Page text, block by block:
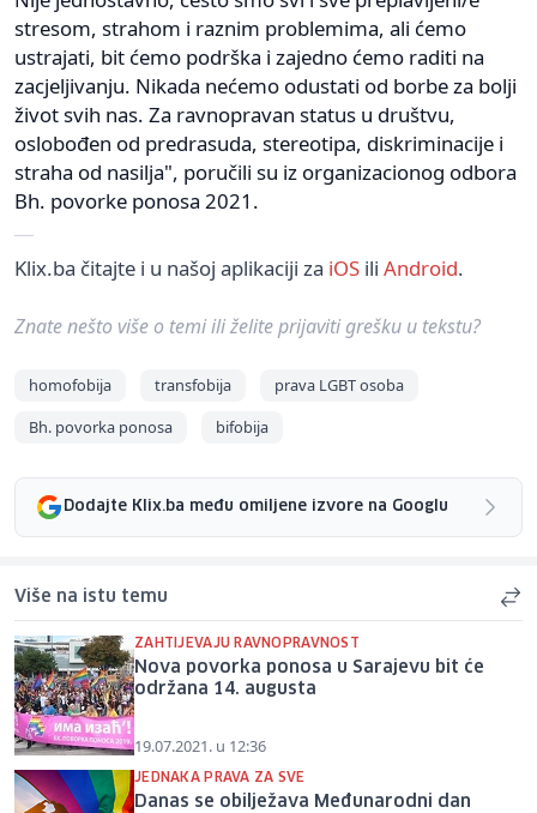
stresom, strahom i raznim problemima, ali ćemo
ustrajati, bit ćemo podrška i zajedno ćemo raditi na
zacjeljivanju. Nikada nećemo odustati od borbe za bolji
život svih nas. Za ravnopravan status u društvu,
oslobođen od predrasuda, stereotipa, diskriminacije i
straha od nasilja", poručili su iz organizacionog odbora
Bh. povorke ponosa 2021.
Klix.ba čitajte i u našoj aplikaciji za iOS ili Android.
Znate nešto više o temi ili želite prijaviti grešku u tekstu?
homofobija transfobija
prava LGBT osoba
Bh. povorka ponosa
bifobija
Dodajte Klix.ba među omiljene izvore na Googlu
Više na istu temu
ZAHTIJEVAJU RAVNOPRAVNOST
Nova povorka ponosa u Sarajevu bit će
održana 14. augusta
19.07.2021. u 12:36
JEDNAKA PRAVA ZA SVE
Danas se obilježava Međunarodni dan